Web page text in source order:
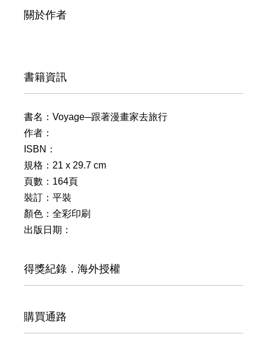
關於作者
書籍資訊
書名：Voyage─跟著漫畫家去旅行
作者：
ISBN：
規格：21 x 29.7 cm
頁數：164頁
裝訂：平裝
顏色：全彩印刷
出版日期：
得獎紀錄．海外授權
購買通路